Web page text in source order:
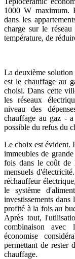
1000 W maximum.
dans les
charge sur le
température, de
La deuxième
est le chauffage au
choisi. Dans cette
les réseaux
niveau des
chauffage au gaz -
possible du refus du
Le choix est évident.
immeubles de
fois dans le coût de
mensuels
réchauffeur
le système
investissements
profité à la fois au
Après tout,
combinaison avec
économise
permettant de rester
chauffage.